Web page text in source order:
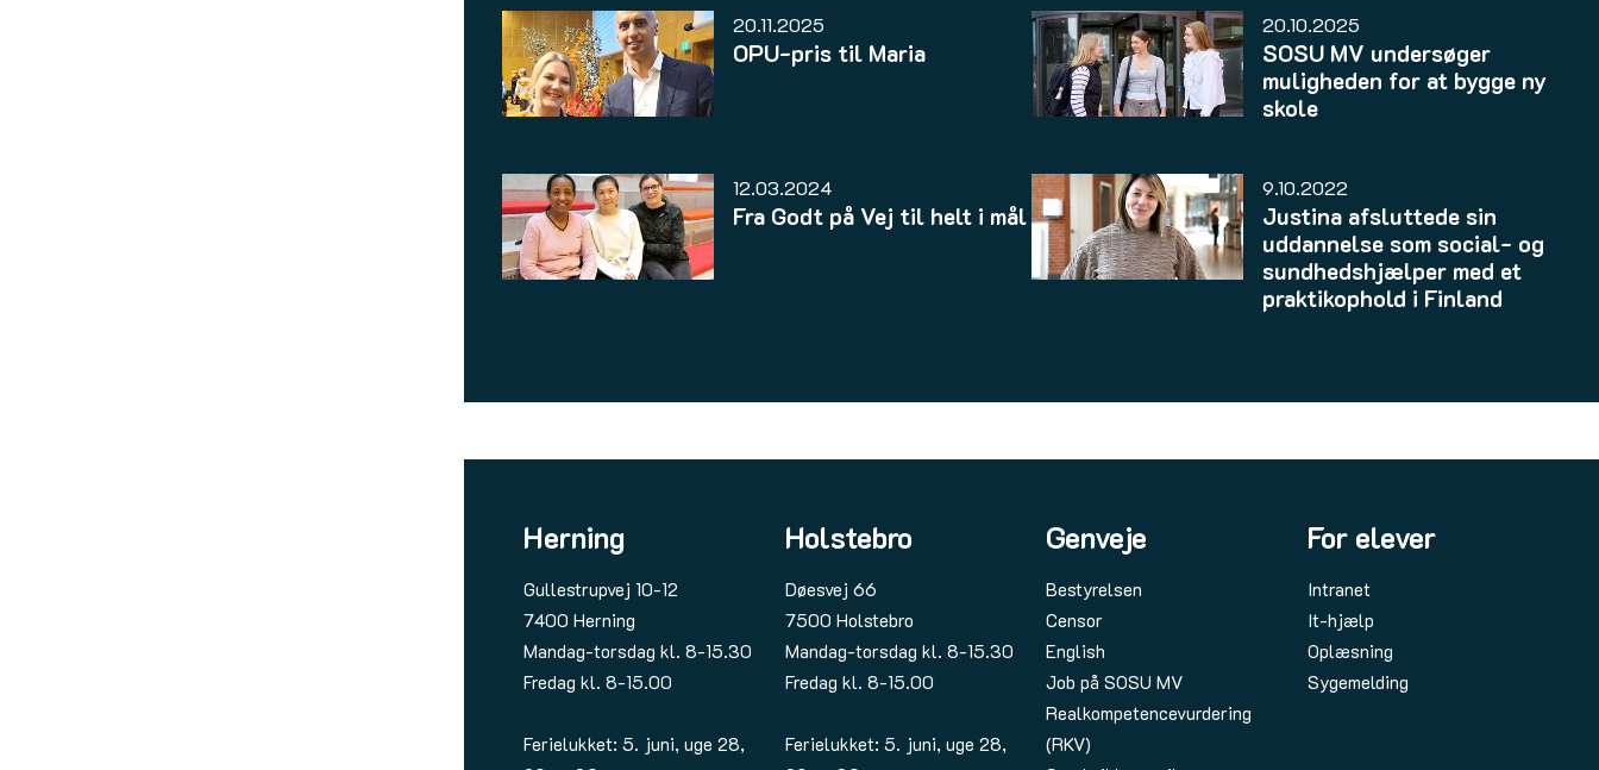
20.11.2025
OPU-pris til Maria
20.10.2025
SOSU MV undersøger
muligheden for at bygge ny
skole
12.03.2024
Fra Godt på Vej til helt i mål
9.10.2022
Justina afsluttede sin
uddannelse som social- og
sundhedshjælper med et
praktikophold i Finland
Herning
Gullestrupvej 10-12
7400 Herning
Mandag-torsdag kl. 8-15.30
Fredag kl. 8-15.00
Ferielukket: 5. juni, uge 28,
Holstebro
Døesvej 66
7500 Holstebro
Mandag-torsdag kl. 8-15.30
Fredag kl. 8-15.00
Ferielukket: 5. juni, uge 28,
Genveje
Bestyrelsen
Censor
English
Job på SOSU MV
Realkompetencevurdering
(RKV)
For elever
Intranet
It-hjælp
Oplæsning
Sygemelding